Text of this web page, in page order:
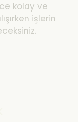
kolay ve
işlerin